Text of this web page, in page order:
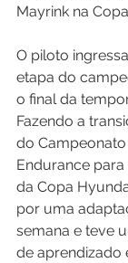
Mayrink na
O piloto
etapa do
o final da
Fazendo a
do
Endurance
da Copa
por uma
semana e teve
de aprendizado